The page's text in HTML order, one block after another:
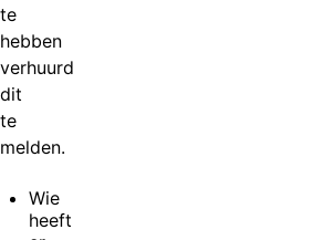
te
hebben
verhuurd
dit
te
melden.
Wie
heeft